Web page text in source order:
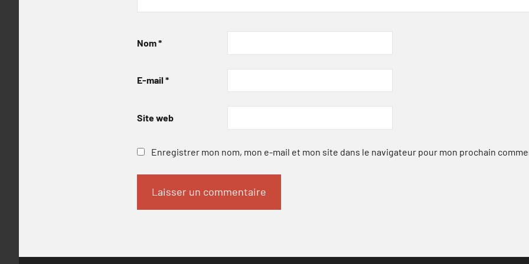
Nom*
E-mail *
Site web
Enregistrer mon nom, mon e-mail et mon site dans le navigateur pour mon prochain